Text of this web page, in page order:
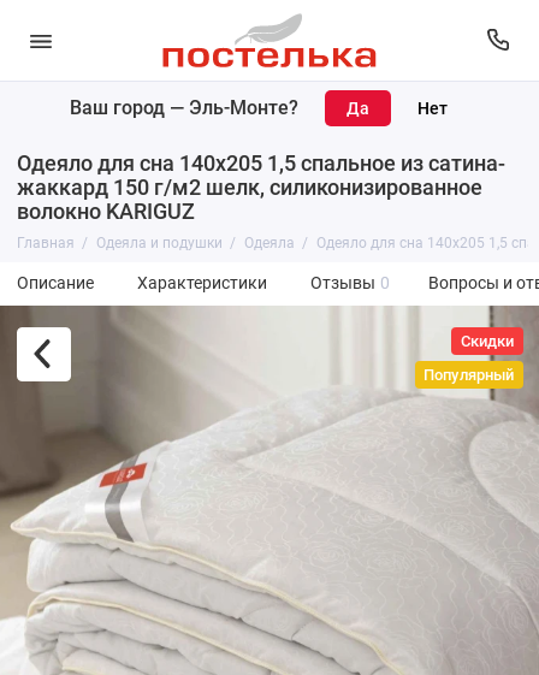
Ваш город — Эль-Монте?
Одеяло для сна 140х205 1,5 спальное из сатина-
жаккард 150 г/м2 шелк, силиконизированное
волокно KARIGUZ
Главная Одеяла и подушки Одеяла Одеяло для сна 140х205 1,5
Описание Характеристики Отзывы 0 Вопросы и
Скидки
Популярный